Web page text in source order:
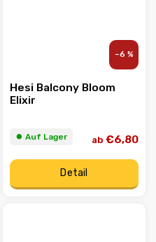
–6 %
Hesi Balcony Bloom
Elixir
⏺︎ Auf Lager ab €6,80
Detail